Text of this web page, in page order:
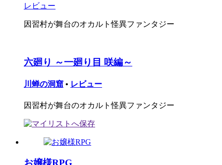
レビュー
因習村が舞台のオカルト怪異ファンタジー
六廻り ～一廻り目 咲編～
川蝉の洞窟 • レビュー
因習村が舞台のオカルト怪異ファンタジー